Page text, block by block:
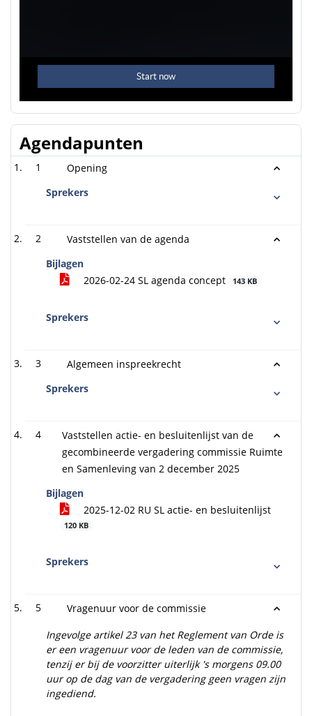
Agendapunten
1
Opening
Sprekers
2
Vaststellen van de agenda
Bijlagen
2026-02-24 SL agenda concept
143 KB
Sprekers
3
Algemeen inspreekrecht
Sprekers
4
Vaststellen actie- en besluitenlijst van de
gecombineerde vergadering commissie Ruimte
en Samenleving van 2 december 2025
Bijlagen
2025-12-02 RU SL actie- en besluitenlijst
120 KB
Sprekers
5
Vragenuur voor de commissie
Ingevolge artikel 23 van het Reglement van Orde is
er een vragenuur voor de leden van de commissie,
tenzij er bij de voorzitter uiterlijk 's morgens 09.00
uur op de dag van de vergadering geen vragen zijn
ingediend.